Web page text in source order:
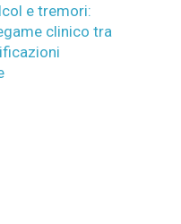
e tremori:
clinico tra